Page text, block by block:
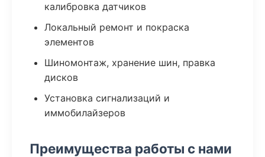
калибровка датчиков
Локальный ремонт и покраска
элементов
Шиномонтаж, хранение шин, правка
дисков
Установка сигнализаций и
иммобилайзеров
Преимущества работы с нами